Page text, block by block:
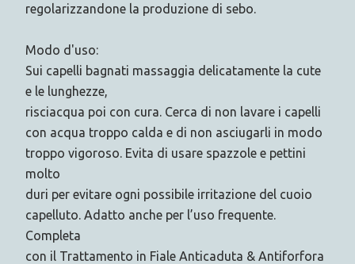
regolarizzandone la produzione di sebo.
Modo d'uso:
Sui capelli bagnati massaggia delicatamente la cute
e le lunghezze,
risciacqua poi con cura. Cerca di non lavare i capelli
con acqua troppo calda e di non asciugarli in modo
troppo vigoroso. Evita di usare spazzole e pettini
molto
duri per evitare ogni possibile irritazione del cuoio
capelluto. Adatto anche per l’uso frequente.
Completa
con il Trattamento in Fiale Anticaduta & Antiforfora